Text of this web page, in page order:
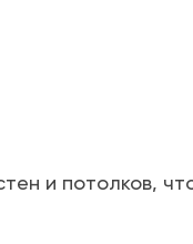
и потолков,